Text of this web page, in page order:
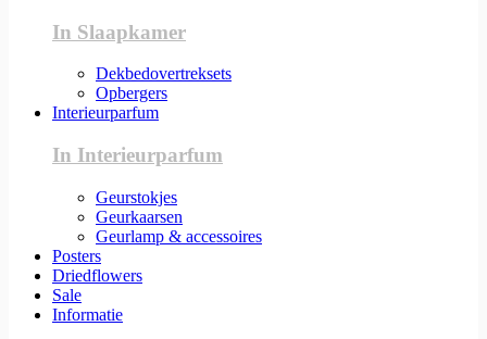
In Slaapkamer
Dekbedovertreksets
Opbergers
Interieurparfum
In Interieurparfum
Geurstokjes
Geurkaarsen
Geurlamp & accessoires
Posters
Driedflowers
Sale
Informatie